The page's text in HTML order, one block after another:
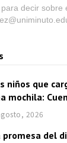
decir sobre
niños que
mochila:
2026
promesa del